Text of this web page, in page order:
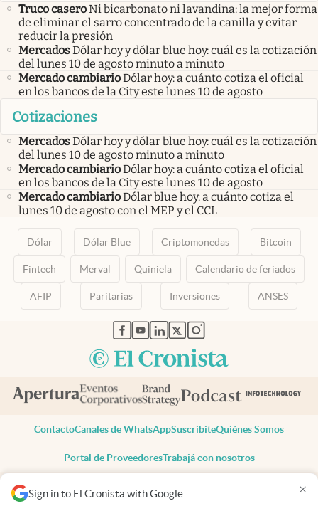
Sign in to El Cronista with Google ×
Truco caseroNi bicarbonato ni lavandina: la mejor forma
de eliminar el sarro concentrado de la canilla y evitar
reducir la presión
MercadosDólar hoy y dólar blue hoy: cuál es la cotización
del lunes 10 de agosto minuto a minuto
Mercado cambiarioDólar hoy: a cuánto cotiza el oficial
en los bancos de la City este lunes 10 de agosto
Cotizaciones
MercadosDólar hoy y dólar blue hoy: cuál es la cotización
del lunes 10 de agosto minuto a minuto
Mercado cambiarioDólar hoy: a cuánto cotiza el oficial
en los bancos de la City este lunes 10 de agosto
Mercado cambiarioDólar blue hoy: a cuánto cotiza el
lunes 10 de agosto con el MEP y el CCL
Dólar Dólar Blue Criptomonedas Bitcoin
Fintech Merval Quiniela Calendario de feriados
AFIP Paritarias Inversiones ANSES
abre en nueva pestaña
abre en nueva pestaña
abre en nueva pestaña
abre en nueva pestaña
abre en nueva pestaña
ContactoCanales de WhatsAppSuscribiteQuiénes Somos
Portal de ProveedoresTrabajá con nosotros
Todos los derechos reservados